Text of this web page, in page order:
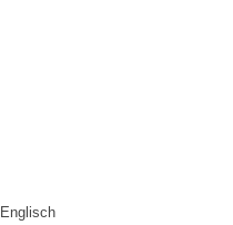
Englisch